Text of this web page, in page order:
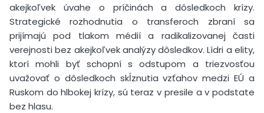
akejkoľvek úvahe o príčinách a dôsledkoch krízy.
Strategické rozhodnutia o transferoch zbraní sa
prijímajú pod tlakom médií a radikalizovanej časti
verejnosti bez akejkoľvek analýzy dôsledkov. Lídri a elity,
ktorí mohli byť schopní s odstupom a triezvosťou
uvažovať o dôsledkoch skĺznutia vzťahov medzi EÚ a
Ruskom do hlbokej krízy, sú teraz v presile a v podstate
bez hlasu.